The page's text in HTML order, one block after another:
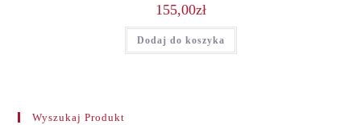
155,00zł
Dodaj do koszyka
Wyszukaj Produkt